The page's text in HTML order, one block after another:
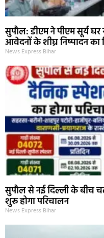
सुपौल: डीएम ने पीएम सूर्य
आवेदनों के शीघ्र निष्पादन का
News Express Bihar
सुपौल से नई दिल्ली के बीच
शुरू होगा परिचालन
News Express Bihar